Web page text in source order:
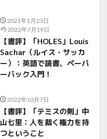
2021年1月23日
2022年7月19日
【書評】「HOLES」Louis
Sachar（ルイス・サッカ
ー）：英語で読書、ペーパ
ーバック入門！
2022年10月7日
【書評】「テミスの剣」中
山七里：人を裁く権力を持
つということ